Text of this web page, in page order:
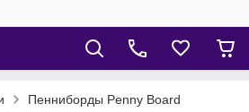
Пенниборды Penny Board